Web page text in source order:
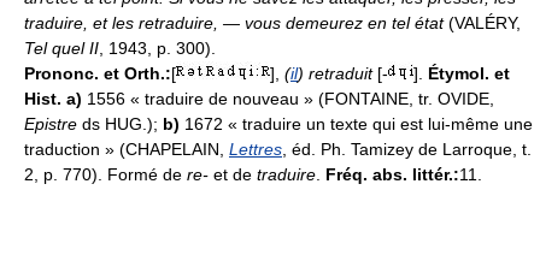
traduire, et les retraduire, — vous demeurez en tel état(VALÉRY,
Tel quel II , 1943, p. 300).
Prononc. et Orth.:[ ], (il) retraduit[- ]. Étymol. et
Hist. a) 1556 « traduire de nouveau » (FONTAINE, tr. OVIDE,
Epistre ds HUG.); b) 1672 « traduire un texte qui est lui-même une
traduction » (CHAPELAIN, Lettres , éd. Ph. Tamizey de Larroque, t.
2, p. 770). Formé de re- et de traduire Fréq. abs. littér.:11.